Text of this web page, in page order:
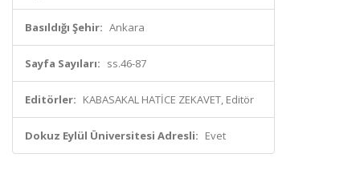
Basıldığı Şehir: Ankara
Sayfa Sayıları: ss.46-87
Editörler: KABASAKAL HATİCE ZEKAVET, Editör
Dokuz Eylül Üniversitesi Adresli: Evet